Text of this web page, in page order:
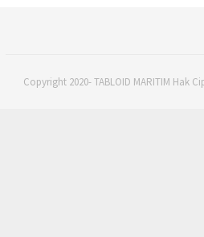
Copyright 2020- TABLOID MARITIM Hak